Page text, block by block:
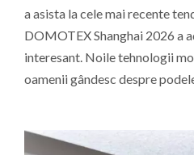
a asista la cele mai recente
DOMOTEX Shanghai 2026 a
interesant. Noile tehnologii
oamenii gândesc despre